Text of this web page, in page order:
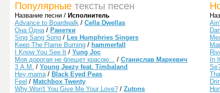
Популярные тексты песен
Название песни / Исполнитель
Advance to Boardwalk / Cella Dwellas
Она Одна/ Ранетки
Sing Sang Song / Les Humphries Singers
Keep The Flame Burning / hammerfall
I Know You See It / Yung Joc
Моя дорогая не блещет красою... / Станислав Маркевич
3 A.M. / Young Jeezy feat. Timbaland
Hey mama/ Black Eyed Peas
Feel / Matchbox Twenty
Why Won't You Give Me Your Love? / Zutons
In